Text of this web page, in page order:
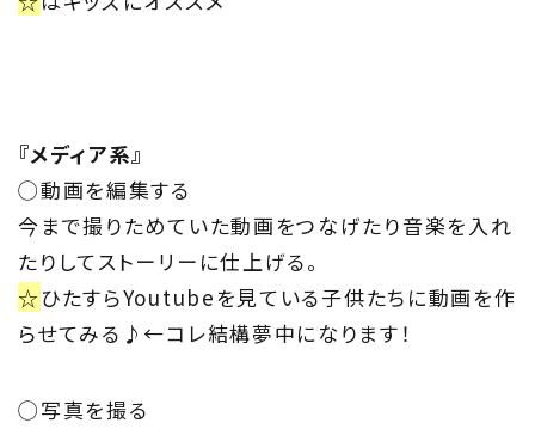
Project
私たちの取り組み
Information
家づくりに役立つ情報
家のメンテナンス
『メディア系』
◯動画を編集する
今まで撮りためていた動画をつなげたり音楽を入れ
たりしてストーリーに仕上げる。
☆ひたすらYoutubeを見ている子供たちに動画を作
らせてみる♪←コレ結構夢中になります！
◯写真を撮る